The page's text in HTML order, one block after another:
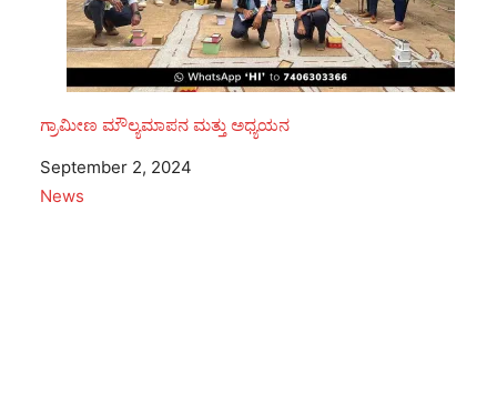
ಗ್ರಾಮೀಣ ಮೌಲ್ಯಮಾಪನ ಮತ್ತು ಅಧ್ಯಯನ
Date
September 2, 2024
In relation to
News